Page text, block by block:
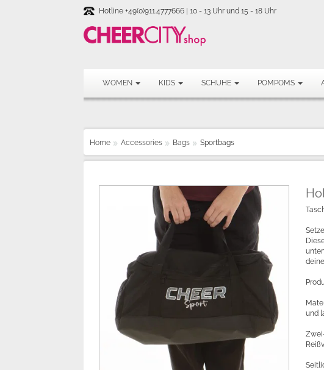
Hotline +49(0)911.4777666 | 10 - 13 Uhr und 15 - 18 Uhr
WOMEN KIDS SCHUHE POMPOMS
Home Accessories Bags Sportbags
und